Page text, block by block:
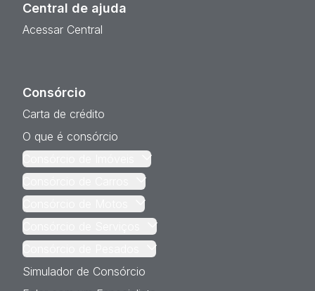
Central de ajuda
Acessar Central
Consórcio
Carta de crédito
O que é consórcio
Simulador de Consórcio